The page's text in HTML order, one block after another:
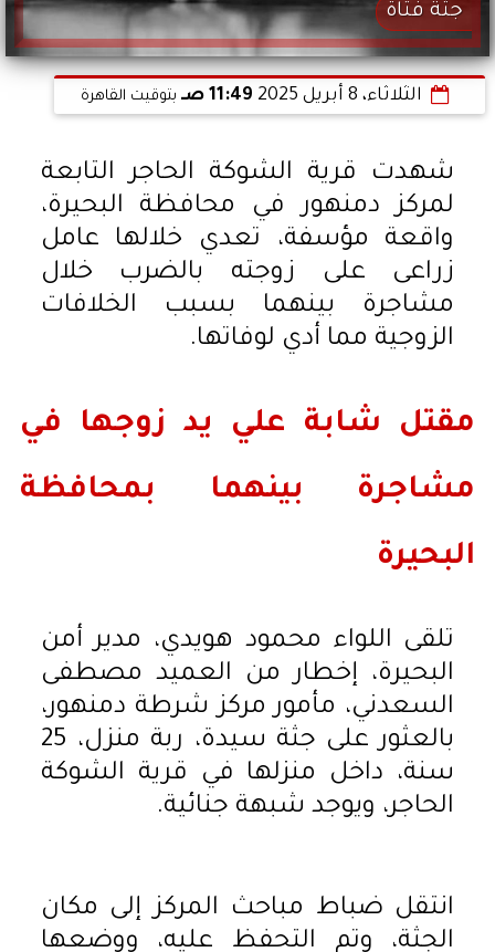
جثة فتاة
الثلاثاء، 8 أبريل 2025 11:49 صـ بتوقيت القاهرة
شهدت قرية الشوكة الحاجر التابعة
لمركز دمنهور في محافظة البحيرة،
واقعة مؤسفة، تعدي خلالها عامل
زراعى على زوجته بالضرب خلال
مشاجرة بينهما بسبب الخلافات
الزوجية مما أدي لوفاتها.
مقتل شابة علي يد زوجها في
مشاجرة بينهما بمحافظة
البحيرة
تلقى اللواء محمود هويدي، مدير أمن
البحيرة، إخطار من العميد مصطفى
السعدني، مأمور مركز شرطة دمنهور،
بالعثور على جثة سيدة، ربة منزل، 25
سنة، داخل منزلها في قرية الشوكة
الحاجر، ويوجد شبهة جنائية.
انتقل ضباط مباحث المركز إلى مكان
الجثة، وتم التحفظ عليه، ووضعها